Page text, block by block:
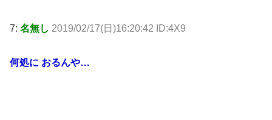
7: 名無し 2019/02/17(日)16:20:42 ID:4X9
何処に おるんや…